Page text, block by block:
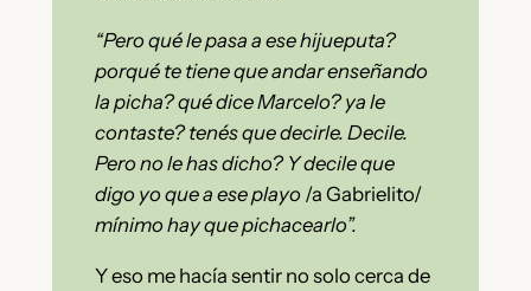
“Pero qué le pasa a ese hijueputa?
porqué te tiene que andar enseñando
la picha? qué dice Marcelo? ya le
contaste? tenés que decirle. Decile.
Pero no le has dicho? Y decile que
digo yo que a ese playo /a Gabrielito/
mínimo hay que pichacearlo”.
Y eso me hacía sentir no solo cerca de